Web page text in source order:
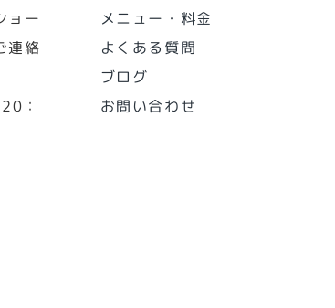
ョー
連絡
：
メニュー・料金
よくある質問
ブログ
お問い合わせ